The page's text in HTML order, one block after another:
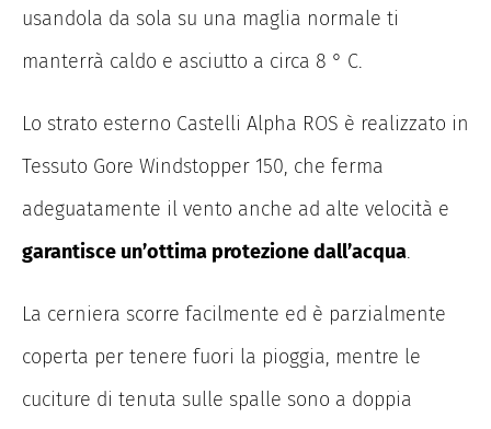
usandola da sola su una maglia normale ti
manterrà caldo e asciutto a circa 8 ° C.
Lo strato esterno Castelli Alpha ROS è realizzato in
Tessuto Gore Windstopper 150, che ferma
adeguatamente il vento anche ad alte velocità e
garantisce un’ottima protezione dall’acqua.
La cerniera scorre facilmente ed è parzialmente
coperta per tenere fuori la pioggia, mentre le
cuciture di tenuta sulle spalle sono a doppia